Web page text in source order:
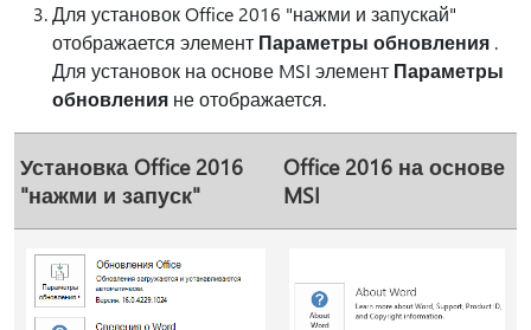
Для установок Office 2016 "нажми и запускай"
отображается элемент Параметры обновления .
Для установок на основе MSI элемент Параметры
обновления не отображается.
Установка Office 2016
"нажми и запуск"
Office 2016 на основе
MSI